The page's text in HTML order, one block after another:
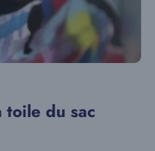
toile du sac